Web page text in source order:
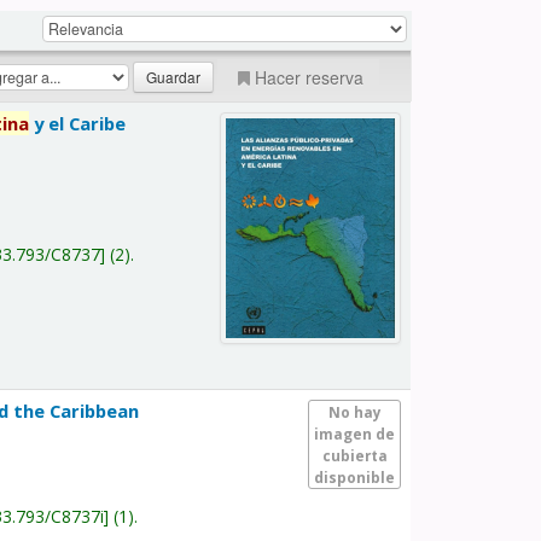
Hacer reserva
y el Caribe
C8737 (2).
No hay
imagen de
cubierta
disponible
the Caribbean
C8737i (1).